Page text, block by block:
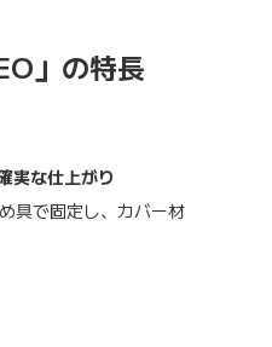
」の特長
実な仕上がり
具で固定し、カバー材